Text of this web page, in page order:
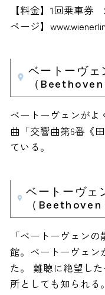
【料金】1回乗車券
ページ】
ベートーヴェ
（
ベートーヴェンがよ
曲「交響曲第6番《
ている。
ベートーヴェ
（
「ベートーヴェン
館。ベートーヴェン
た。 難聴に絶望し
所としても知られる。